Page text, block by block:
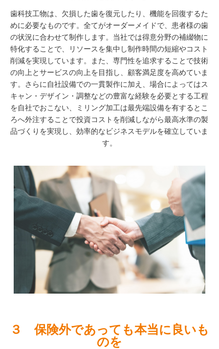
歯科技工物は、欠損した歯を復元したり、機能を回復するた
めに必要なものです。全てがオーダーメイドで、患者様の歯
の状況に合わせて制作します。当社では得意分野の補綴物に
特化することで、リソースを集中し制作時間の短縮やコスト
削減を実現しています。また、専門性を追求することで技術
の向上とサービスの向上を目指し、顧客満足度を高めていま
す。さらに自社設備での一貫製作に加え、場合によってはス
キャン・デザイン・調整などの豊富な経験を必要とする工程
を自社でおこない、ミリング加工は最先端設備を有するとこ
ろへ外注することで投資コストを削減しながら最高水準の製
品づくりを実現し、効率的なビジネスモデルを確立していま
す。
３ 保険外であっても本当に良いも
のを